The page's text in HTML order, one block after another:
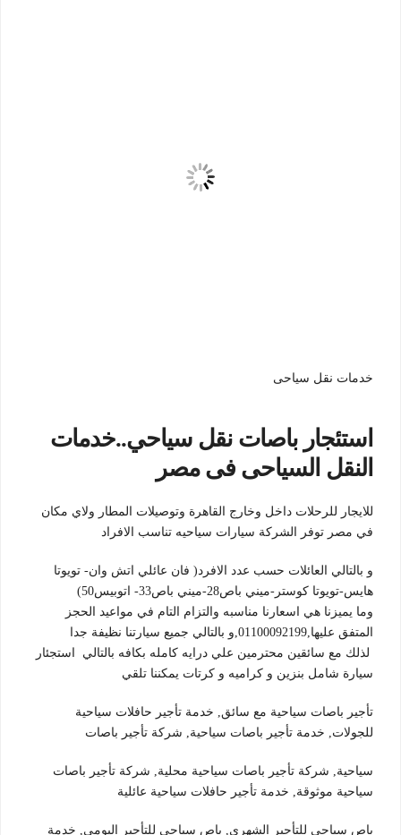
خدمات نقل سياحى
استئجار باصات نقل سياحي..خدمات
النقل السياحى فى مصر
للايجار للرحلات داخل وخارج القاهرة وتوصيلات المطار ولاي مكان
في مصر توفر الشركة سيارات سياحيه تناسب الافراد
و بالتالي العائلات حسب عدد الافرد( فان عائلي اتش وان- تويوتا
هايس-تويوتا كوستر-ميني باص28-ميني باص33- اتوبيس50)
وما يميزنا هي اسعارنا مناسبه والتزام التام في مواعيد الحجز
المتفق عليها,01100092199,و بالتالي جميع سيارتنا نظيفة جدا
لذلك مع سائقين محترمين علي درايه كامله بكافه بالتالي استجئار
سيارة شامل بنزين و كراميه و كرتات يمكننا تلقي
تأجير باصات سياحية مع سائق, خدمة تأجير حافلات سياحية
للجولات, خدمة تأجير باصات سياحية, شركة تأجير باصات
سياحية, شركة تأجير باصات سياحية محلية, شركة تأجير باصات
سياحية موثوقة, خدمة تأجير حافلات سياحية عائلية
باص سياحي للتأجير الشهري, باص سياحي للتأجير اليومي, خدمة